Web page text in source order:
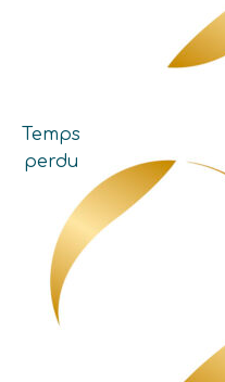
Temps
perdu